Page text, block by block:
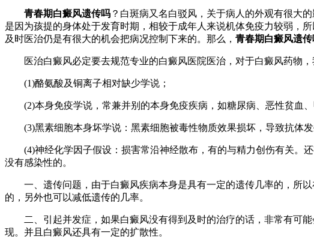
青春期白癜风遗传吗 ？白斑病又名白驳风，关于病人的外观有很大
是因为孩提的身体处于发育时期，相较于成年人来说机体免疫力较弱，所
及时医治仍是有很大的机会把病况控制下来的。那么， 青春期白癜风遗传
医治白癜风必定要去规范专业的白癜风医院医治，对于白癜风药物，
(1)酪氨酸及铜离子相对缺少学说；
(2)本身免疫学说，常兼并别的本身免疫疾病，如糖尿病、恶性贫血、
(3)黑素细胞本身坏学说：黑素细胞被毒性物质效果损坏，导致抗体发
(4)神经化学因子假设：损害常沿神经散布，有的与精力创伤有关。还
没有感染性的。
一、遗传问题，由于白癜风疾病本身是具有一定的遗传几率的，所以
的，另外也可以减低遗传的几率。
二、引起并发症，如果白癜风没有得到及时的治疗的话，非常有可能
现。并且白癜风还具有一定的扩散性。